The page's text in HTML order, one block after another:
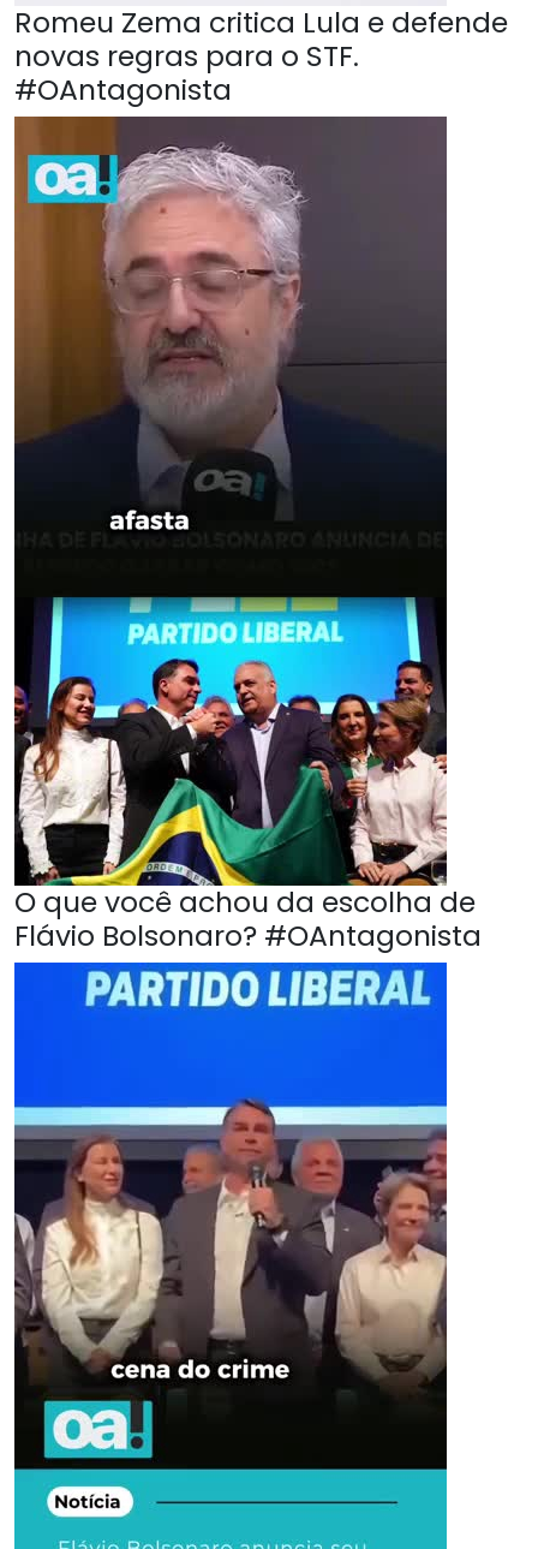
Romeu Zema critica Lula e defende
novas regras para o STF.
#OAntagonista
O que você achou da escolha de
Flávio Bolsonaro? #OAntagonista